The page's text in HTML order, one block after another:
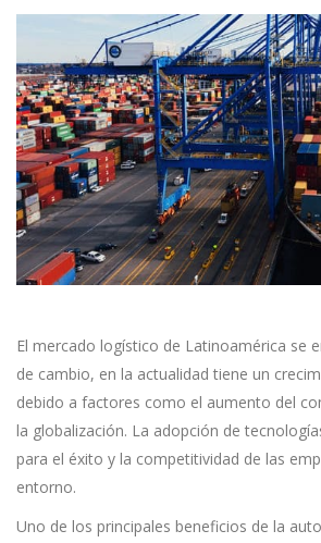
El mercado logístico de Latinoamérica se
de cambio, en la actualidad tiene un
debido a factores como el aumento del
la globalización. La adopción de
para el éxito y la competitividad de las
entorno.
Uno de los principales beneficios de la